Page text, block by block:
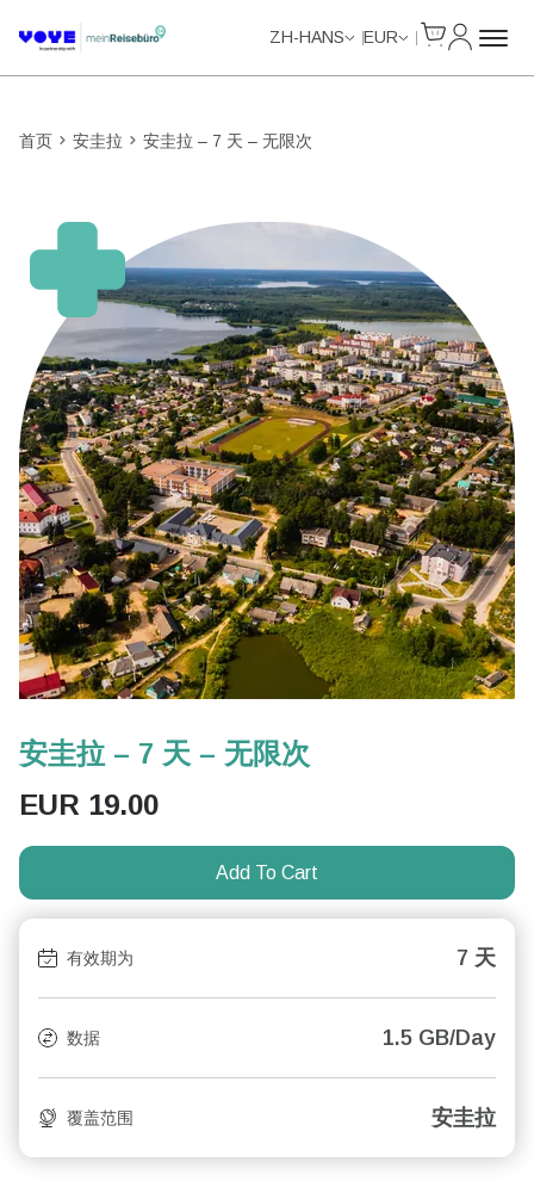
ZH-HANS EUR
首页 安圭拉 安圭拉 – 7 天 – 无限次
安圭拉 – 7 天 – 无限次
EUR 19.00
Add To Cart
有效期为 7 天
数据 1.5 GB/Day
覆盖范围 安圭拉